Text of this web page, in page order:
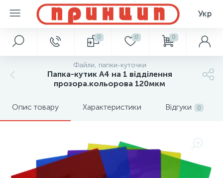
Укр
0 0 0
Файли, папки-куточки
Папка-кутик А4 на 1 відділення
прозора.кольорова 120мкм
Опис товару Характеристики Відгуки 0